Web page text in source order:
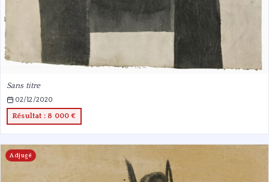
Sans titre
02/12/2020
Résultat : 8 000 €
Adjugé